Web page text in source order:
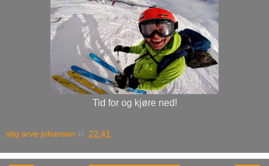
Tid for og kjøre ned!
stig arve johansen kl. 22:41